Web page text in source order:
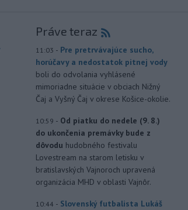
Práve teraz
11:03 - Pre pretrvávajúce sucho,
horúčavy a nedostatok pitnej vody
boli do odvolania vyhlásené
mimoriadne situácie v obciach Nižný
Čaj a Vyšný Čaj v okrese Košice-okolie.
10:59 - Od piatku do nedele (9. 8.)
do ukončenia premávky bude z
dôvodu hudobného festivalu
Lovestream na starom letisku v
bratislavských Vajnoroch upravená
organizácia MHD v oblasti Vajnôr.
10:44 - Slovenský futbalista Lukáš